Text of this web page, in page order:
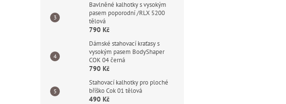
Bavlněné kalhotky s vysokým
pasem poporodní /RLX 5200
tělová
790 Kč
Dámské stahovací kraťasy s
vysokým pasem BodyShaper
COK 04 černá
790 Kč
Stahovací kalhotky pro ploché
bříško Cok 01 tělová
490 Kč